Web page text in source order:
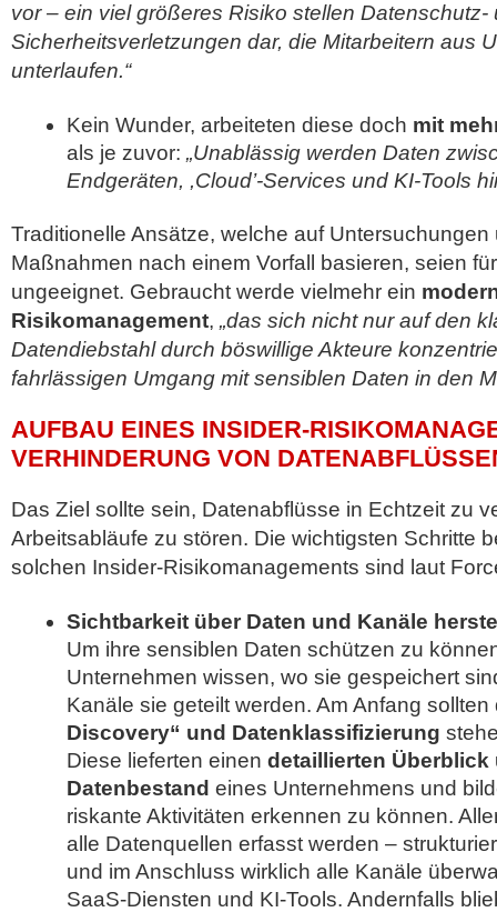
vor – ein viel größeres Risiko stellen Datenschutz-
Sicherheitsverletzungen dar, die Mitarbeitern aus
unterlaufen.“
Kein Wunder, arbeiteten diese doch mit
als je zuvor: „Unablässig werden Daten
Endgeräten, ,Cloud’-Services und KI-Tools
Traditionelle Ansätze, welche auf
Maßnahmen nach einem Vorfall basieren, seien
ungeeignet. Gebraucht werde vielmehr ein
Risikomanagement, „das sich nicht nur auf den
Datendiebstahl durch böswillige Akteure
fahrlässigen Umgang mit sensiblen Daten in den
AUFBAU EINES INSIDER-
VERHINDERUNG VON
Das Ziel sollte sein, Datenabflüsse in Echtzeit zu
Arbeitsabläufe zu stören. Die wichtigsten Schritte
solchen Insider-Risikomanagements sind laut
Sichtbarkeit über Daten und Kanäle
Um ihre sensiblen Daten schützen zu
Unternehmen wissen, wo sie gespeichert
Kanäle sie geteilt werden. Am Anfang sollten
Discovery“ und Datenklassifizierung
Diese lieferten einen detaillierten Überblick
Datenbestand eines Unternehmens und
riskante Aktivitäten erkennen zu können.
alle Datenquellen erfasst werden –
und im Anschluss wirklich alle Kanäle
SaaS-Diensten und KI-Tools. Andernfalls